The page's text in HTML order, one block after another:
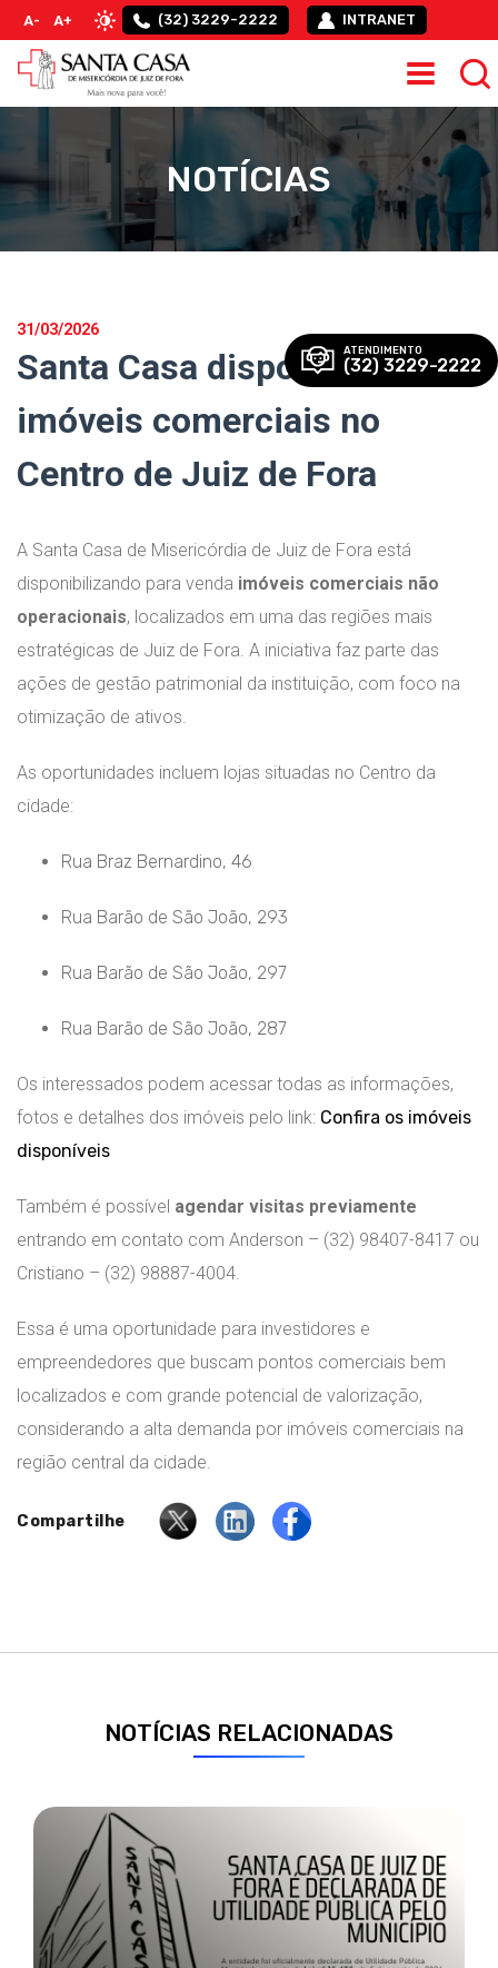
ATENDIMENTO
(32) 3229-2222
A- A+ (32) 3229-2222 INTRANET
NOTÍCIAS
31/03/2026
Santa Casa disponibiliza
imóveis comerciais no
Centro de Juiz de Fora
A Santa Casa de Misericórdia de Juiz de Fora está
disponibilizando para venda imóveis comerciais não
operacionais, localizados em uma das regiões mais
estratégicas de Juiz de Fora. A iniciativa faz parte das
ações de gestão patrimonial da instituição, com foco na
otimização de ativos.
As oportunidades incluem lojas situadas no Centro da
cidade:
Rua Braz Bernardino, 46
Rua Barão de São João, 293
Rua Barão de São João, 297
Rua Barão de São João, 287
Os interessados podem acessar todas as informações,
fotos e detalhes dos imóveis pelo link: Confira os imóveis
disponíveis
Também é possível agendar visitas previamente
entrando em contato com Anderson – (32) 98407-8417 ou
Cristiano – (32) 98887-4004.
Essa é uma oportunidade para investidores e
empreendedores que buscam pontos comerciais bem
localizados e com grande potencial de valorização,
considerando a alta demanda por imóveis comerciais na
região central da cidade.
Compartilhe
NOTÍCIAS RELACIONADAS